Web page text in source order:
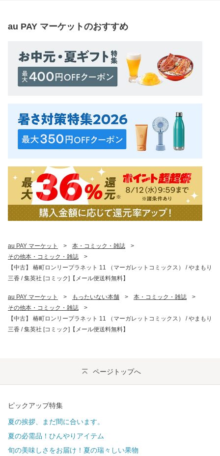
au PAY マーケットのおすすめ
au PAY マーケット > 本・コミック・雑誌
>
その他本・コミック・雑誌
>
【中古】 椿町ロンリープラネット 11 （マーガレットコミックス） / やまもり
三香 / 集英社 [コミック]【メール便送料無料】
au PAY マーケット > もったいない本舗 > 本・コミック・雑誌
>
その他本・コミック・雑誌
>
【中古】 椿町ロンリープラネット 11 （マーガレットコミックス） / やまもり
三香 / 集英社 [コミック]【メール便送料無料】
ページトップへ
ピックアップ特集
夏の挨拶、まだ間に合います。
夏の必需品！ひんやりアイテム
旬の美味しさをお届け！夏の瑞々しい果物